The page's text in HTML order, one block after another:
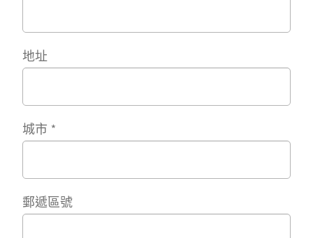
地址
城市 *
郵遞區號